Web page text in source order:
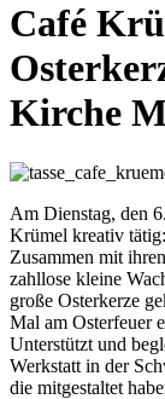
Café
Kirche
Am Dienstag, den
Krümel kreativ tätig:
Zusammen mit
zahllose kleine
große Osterkerze
Mal am Osterfeuer
Unterstützt und
Werkstatt in der
die mitgestaltet